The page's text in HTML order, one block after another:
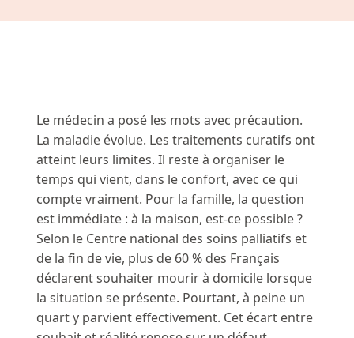
Le médecin a posé les mots avec précaution.
La maladie évolue. Les traitements curatifs ont
atteint leurs limites. Il reste à organiser le
temps qui vient, dans le confort, avec ce qui
compte vraiment. Pour la famille, la question
est immédiate : à la maison, est-ce possible ?
Selon le Centre national des soins palliatifs et
de la fin de vie, plus de 60 % des Français
déclarent souhaiter mourir à domicile lorsque
la situation se présente. Pourtant, à peine un
quart y parvient effectivement. Cet écart entre